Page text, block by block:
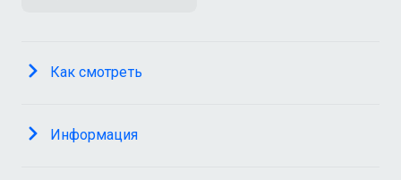
Как смотреть
Информация